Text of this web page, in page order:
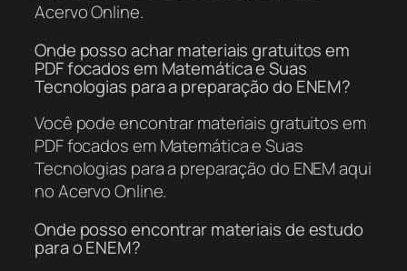
Acervo Online.
Onde posso achar materiais gratuitos em
PDF focados em Matemática e Suas
Tecnologias para a preparação do ENEM?
Você pode encontrar materiais gratuitos em
PDF focados em Matemática e Suas
Tecnologias para a preparação do ENEM aqui
no Acervo Online.
Onde posso encontrar materiais de estudo
para o ENEM?